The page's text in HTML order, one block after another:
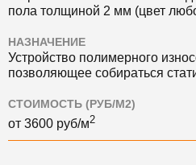
пола толщиной 2 мм (цвет
НАЗНАЧЕНИЕ
Устройство полимерного
позволяющее собираться
СТОИМОСТЬ (РУБ/М2)
от 3600 руб/м2